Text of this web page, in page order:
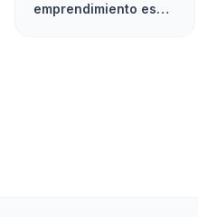
emprendimiento es